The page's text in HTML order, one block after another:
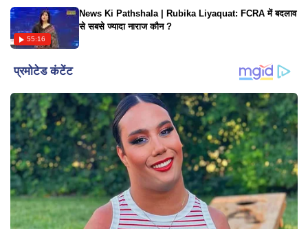
55:16
News Ki Pathshala | Rubika Liyaquat: FCRA में बदलाव
से सबसे ज्यादा नाराज कौन ?